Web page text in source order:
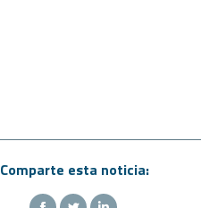
Comparte esta noticia: